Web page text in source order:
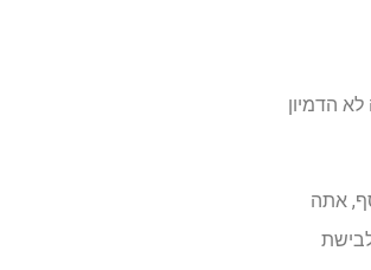
הדמיון
אתה